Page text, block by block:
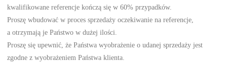
kwalifikowane referencje kończą się w 60% przypadków.
Proszę wbudować w proces sprzedaży oczekiwanie na referencje,
a otrzymają je Państwo w dużej ilości.
Proszę się upewnić, że Państwa wyobrażenie o udanej sprzedaży jest
zgodne z wyobrażeniem Państwa klienta.